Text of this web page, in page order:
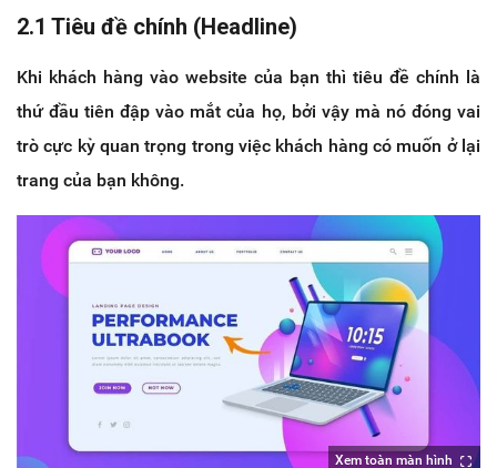
2.1 Tiêu đề chính (Headline)
Khi khách hàng vào website của bạn thì tiêu đề chính là
thứ đầu tiên đập vào mắt của họ, bởi vậy mà nó đóng vai
trò cực kỳ quan trọng trong việc khách hàng có muốn ở lại
trang của bạn không.
Xem toàn màn hình